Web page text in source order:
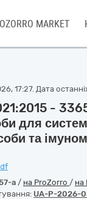
MARKET
17:27. Дата
-
для
та
a / на ProZorro / на
UA-P-2026-